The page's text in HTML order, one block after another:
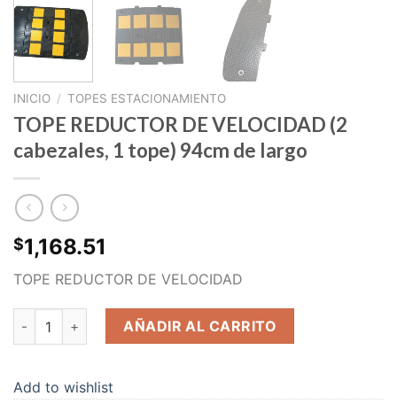
INICIO / TOPES ESTACIONAMIENTO
TOPE REDUCTOR DE VELOCIDAD (2
cabezales, 1 tope) 94cm de largo
$1,168.51
TOPE REDUCTOR DE VELOCIDAD
TOPE REDUCTOR DE VELOCIDAD (2 cabezales, 1 tope)
AÑADIR AL CARRITO
Add to wishlist